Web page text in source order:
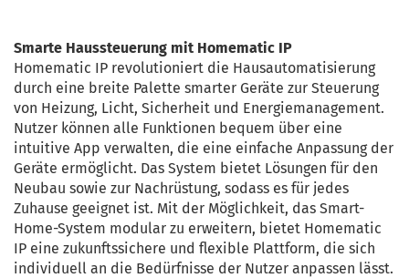
Smarte Haussteuerung mit Homematic IP
Homematic IP revolutioniert die Hausautomatisierung
durch eine breite Palette smarter Geräte zur Steuerung
von Heizung, Licht, Sicherheit und Energiemanagement.
Nutzer können alle Funktionen bequem über eine
intuitive App verwalten, die eine einfache Anpassung der
Geräte ermöglicht. Das System bietet Lösungen für den
Neubau sowie zur Nachrüstung, sodass es für jedes
Zuhause geeignet ist. Mit der Möglichkeit, das Smart-
Home-System modular zu erweitern, bietet Homematic
IP eine zukunftssichere und flexible Plattform, die sich
individuell an die Bedürfnisse der Nutzer anpassen lässt.